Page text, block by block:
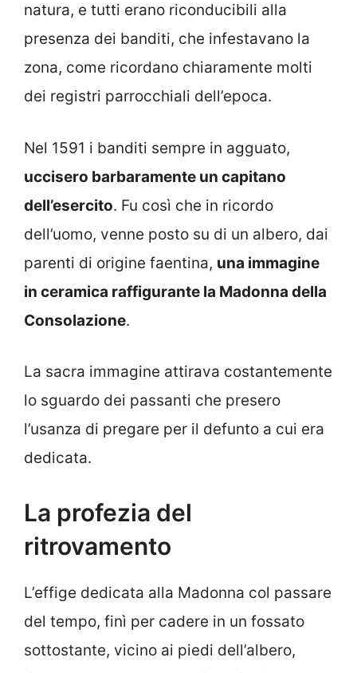
natura, e tutti erano riconducibili alla
presenza dei banditi, che infestavano la
zona, come ricordano chiaramente molti
dei registri parrocchiali dell’epoca.
Nel 1591 i banditi sempre in agguato,
uccisero barbaramente un capitano
dell’esercito. Fu così che in ricordo
dell’uomo, venne posto su di un albero, dai
parenti di origine faentina, una immagine
in ceramica raffigurante la Madonna della
Consolazione.
La sacra immagine attirava costantemente
lo sguardo dei passanti che presero
l’usanza di pregare per il defunto a cui era
dedicata.
La profezia del
ritrovamento
L’effige dedicata alla Madonna col passare
del tempo, finì per cadere in un fossato
sottostante, vicino ai piedi dell’albero,